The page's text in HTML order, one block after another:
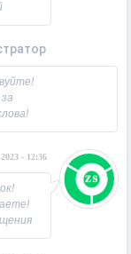
раза
26.09.2023 - 07:33
ещё. С
- 12:36
за